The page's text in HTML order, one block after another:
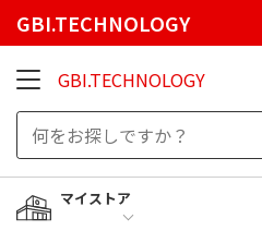
GBI.TECHNOLOGY
GBI.TECHNOLOGY
マイストア